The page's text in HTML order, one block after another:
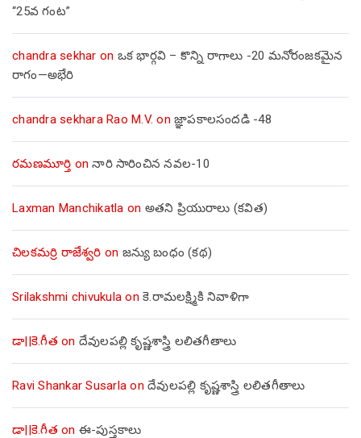
“25వ గంట”
chandra sekhar on ఒక భార్గవి – కొన్ని రాగాలు -20 మనోరంజకమైన
రాగం—అభేరి
chandra sekhara Rao M.V. on జ్ఞాపకాలసందడి -48
రమణమూర్తి onనారి సారించిన నవల-10
Laxman Manchikatla on అతని ప్రియురాలు (కవిత)
చిలకమర్రి రాజేశ్వరి on జన్యు బంధం (కథ)
Srilakshmi chivukula on కె.రామలక్ష్మికి నివాళిగా
డా||కె.గీత on దేవులపల్లి కృష్ణశాస్త్రి లలితగీతాలు
Ravi Shankar Susarla on దేవులపల్లి కృష్ణశాస్త్రి లలితగీతాలు
డా||కె.గీత on ఈ-పుస్తకాలు